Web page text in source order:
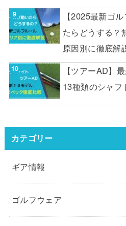
【2025最新ゴ
たらどうする？
原因別に徹底解
【ツアーAD】
13種類のシャフ
カテゴリー
ギア情報
ゴルフウェア